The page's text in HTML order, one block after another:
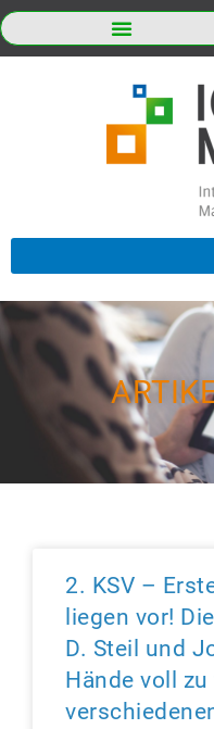
2. KSV –
liegen vor!
D. Steil und
Hände voll